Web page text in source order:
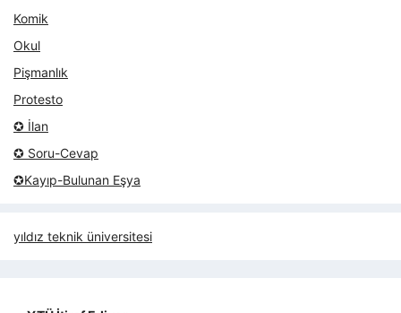
Komik
Okul
Pişmanlık
Protesto
✪ İlan
✪ Soru-Cevap
✪Kayıp-Bulunan Eşya
yıldız teknik üniversitesi